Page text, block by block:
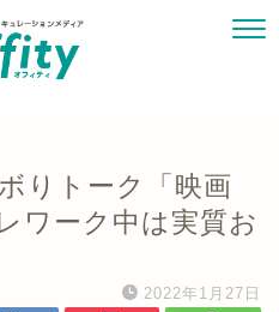
りトーク「映画
ワーク中は実質お
2022年1月27日